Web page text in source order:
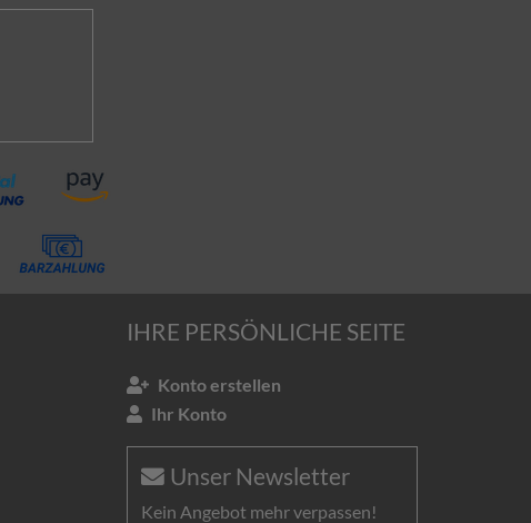
IHRE PERSÖNLICHE SEITE
Konto erstellen
Ihr Konto
Unser Newsletter
Kein Angebot mehr verpassen!